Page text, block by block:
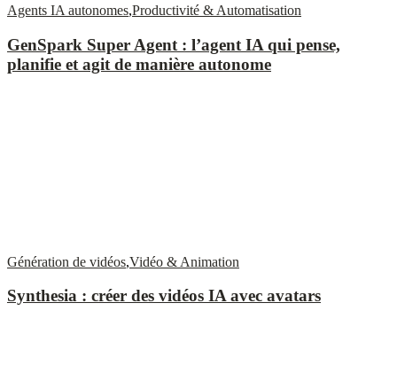
Agents IA autonomes,Productivité & Automatisation
GenSpark Super Agent : l’agent IA qui pense,
planifie et agit de manière autonome
Génération de vidéos,Vidéo & Animation
Synthesia : créer des vidéos IA avec avatars